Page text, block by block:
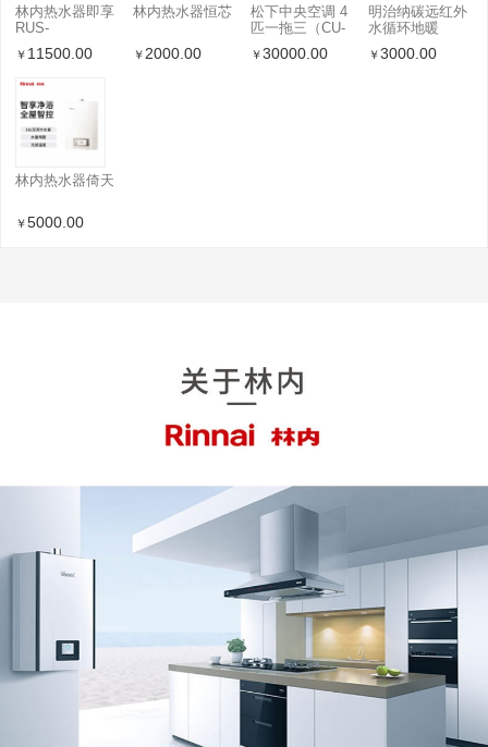
林内热水器即享
RUS-
R16E65ARF
￥ 11500.00
林内热水器恒芯
￥2000.00
松下中央空调 4
匹一拖三（CU-
ME36BS6） 标
准款
￥30000.00
明治纳碳远红外
水循环地暖
￥3000.00
林内热水器倚天
￥5000.00